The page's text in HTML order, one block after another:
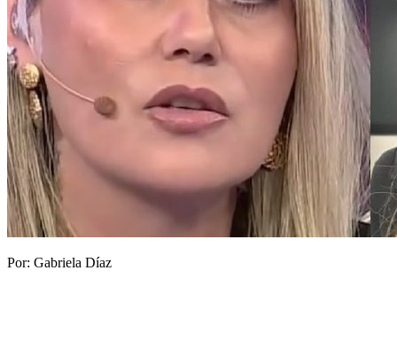
Por: Gabriela Díaz